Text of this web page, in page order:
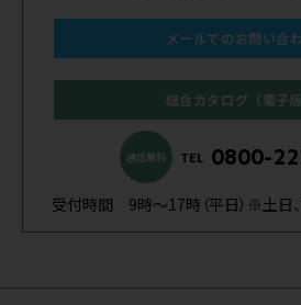
メールでのお問い合
総合カタログ（電子版
通話無料 TEL 0800-
受付時間 9時～17時（平日）※土日、